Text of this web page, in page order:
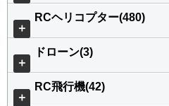
＋
RCヘリコプター(480)
＋
ドローン(3)
＋
RC飛行機(42)